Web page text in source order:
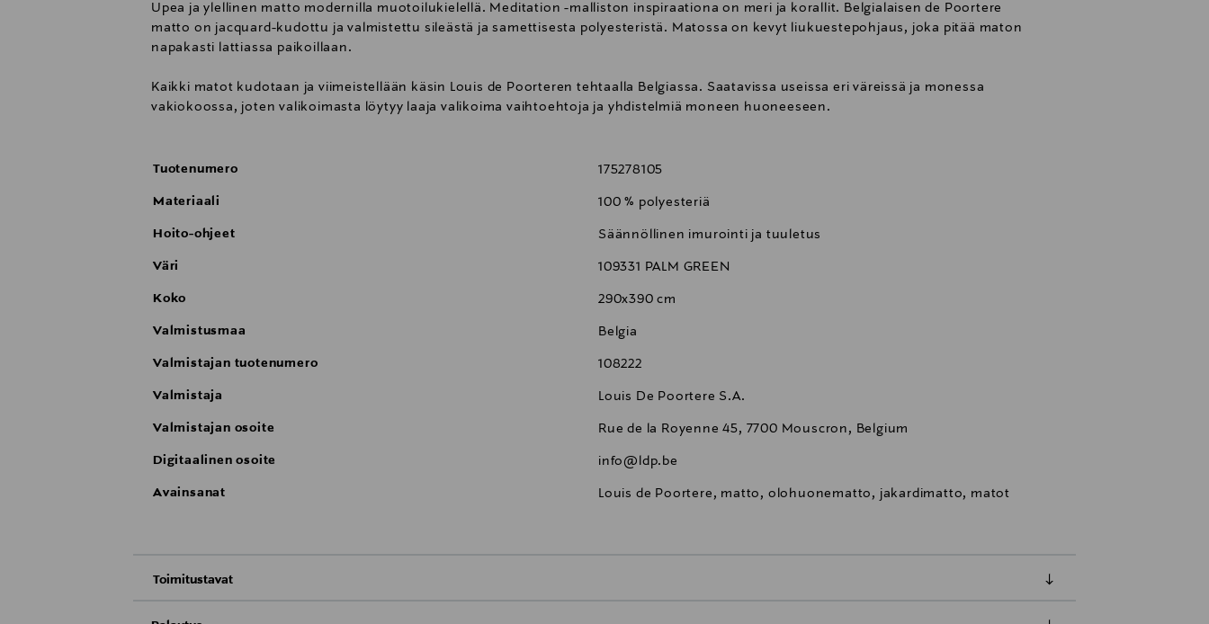
Upea ja ylellinen matto modernilla muotoilukielellä. Meditation -malliston inspiraationa on meri ja korallit. Belgialaisen de Poortere
matto on jacquard-kudottu ja valmistettu sileästä ja samettisesta polyesteristä. Matossa on kevyt liukuestepohjaus, joka pitää maton
napakasti lattiassa paikoillaan.
Kaikki matot kudotaan ja viimeistellään käsin Louis de Poorteren tehtaalla Belgiassa. Saatavissa useissa eri väreissä ja monessa
vakiokoossa, joten valikoimasta löytyy laaja valikoima vaihtoehtoja ja yhdistelmiä moneen huoneeseen.
Tuotenumero 175278105
Materiaali 100 % polyesteriä
Hoito-ohjeet Säännöllinen imurointi ja tuuletus
Väri 109331 PALM GREEN
Koko 290x390 cm
Valmistusmaa Belgia
Valmistajan tuotenumero 108222
Valmistaja Louis De Poortere S.A.
Valmistajan osoite Rue de la Royenne 45, 7700 Mouscron, Belgium
Digitaalinen osoite info@ldp.be
Avainsanat Louis de Poortere, matto, olohuonematto, jakardimatto, matot
Toimitustavat